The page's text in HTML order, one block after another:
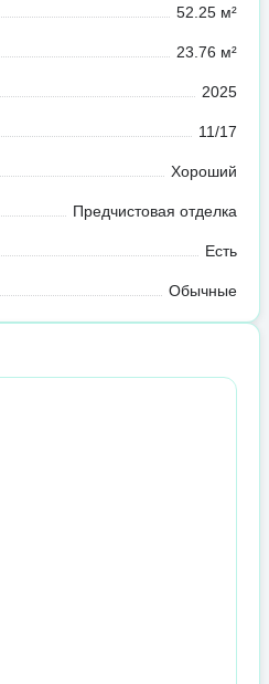
52.25 м²
23.76 м²
2025
11/17
Хороший
Предчистовая отделка
Есть
Обычные